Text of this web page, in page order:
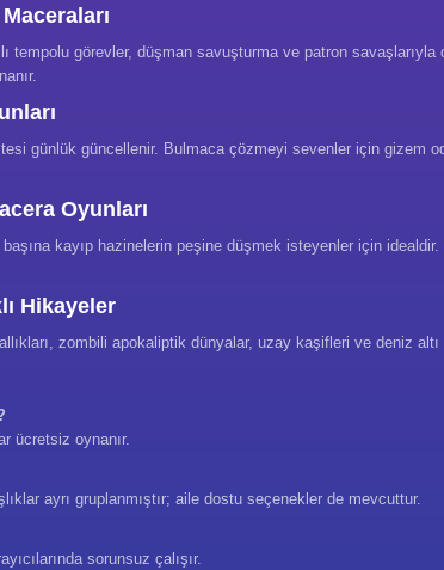
tempolu görevler, düşman savuşturma ve patron
günlük güncellenir. Bulmaca çözmeyi sevenler için gizem
Oyunları
kayıp hazinelerin peşine düşmek isteyenler için idealdir.
Hikayeler
zombili apokaliptik dünyalar, uzay kaşifleri ve deniz
ücretsiz oynanır.
ayrı gruplanmıştır; aile dostu seçenekler de mevcuttur.
sorunsuz çalışır.